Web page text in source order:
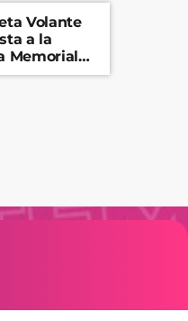
Volante
a la
Memorial